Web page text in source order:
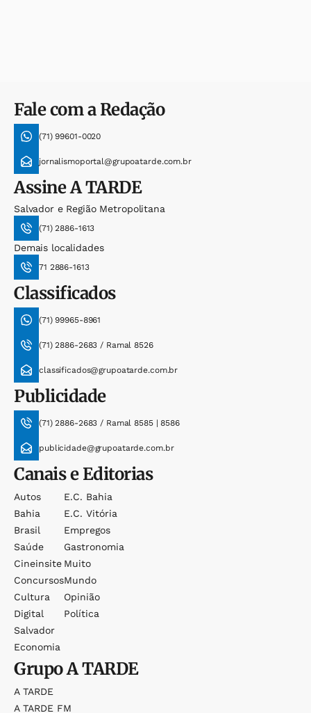
Fale com a Redação
(71) 99601-0020
jornalismoportal@grupoatarde.com.br
AssineA TARDE
Salvador e Região Metropolitana
(71) 2886-1613
Demais localidades
71 2886-1613
Classificados
(71) 99965-8961
(71) 2886-2683 / Ramal 8526
classificados@grupoatarde.com.br
Publicidade
(71) 2886-2683 / Ramal 8585 | 8586
publicidade@grupoatarde.com.br
Canais e Editorias
Autos
Bahia
Brasil
Saúde
Cineinsite
Concursos
Cultura
Digital
Salvador
Economia
E.c. Bahia
E.c. Vitória
Empregos
Gastronomia
Muito
Mundo
Opinião
Política
GrupoA TARDE
A TARDE
A TARDE FM